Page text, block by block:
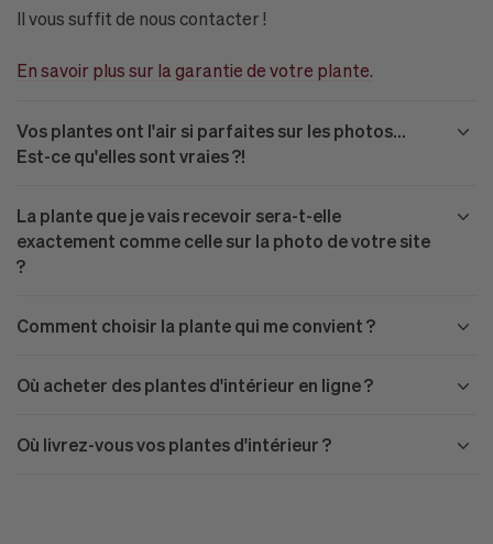
Il vous suffit de nous contacter !
En savoir plus sur la garantie de votre plante.
Vos plantes ont l'air si parfaites sur les photos...
Est-ce qu'elles sont vraies ?!
La plante que je vais recevoir sera-t-elle
exactement comme celle sur la photo de votre site
?
Comment choisir la plante qui me convient ?
Où acheter des plantes d'intérieur en ligne ?
Où livrez-vous vos plantes d'intérieur ?